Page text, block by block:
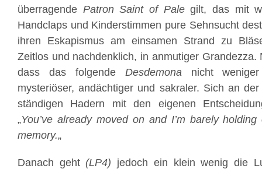
überragende Patron Saint of Palegilt, das mit
Handclaps und Kinderstimmen pure Sehnsucht
ihren Eskapismus am einsamen Strand zu
Zeitlos und nachdenklich, in anmutiger Grandezza.
dass das folgende Desdemonanicht
mysteriöser, andächtiger und sakraler. Sich an
ständigen Hadern mit den eigenen
„You’ve already moved on and I’m barely
memory.„
Danach geht(LP4) jedoch ein klein wenig die